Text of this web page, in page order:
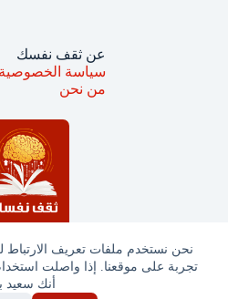
نحن نستخدم ملفات تعريف الارتباط
تجربة على موقعنا. إذا واصلت
أنك سعيد
جميع الحقوق محفوظة ©
عن ثقف نفسك
سياسة الخصوصية
من نحن